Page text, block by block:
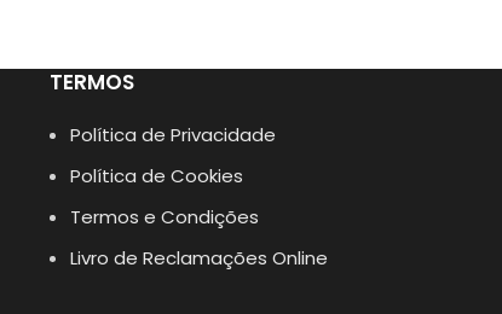
TERMOS
Política de Privacidade
Política de Cookies
Termos e Condições
Livro de Reclamações Online